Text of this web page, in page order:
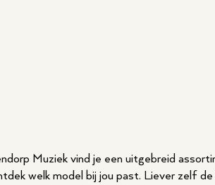
Muziek vind je een uitgebreid
welk model bij jou past. Liever zelf